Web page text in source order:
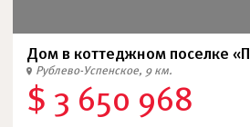
Дом в коттеджном поселке
Рублево-Успенское, 9 км.
$ 3 650 968